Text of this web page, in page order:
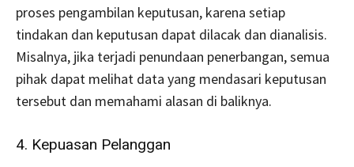
proses pengambilan keputusan, karena setiap
tindakan dan keputusan dapat dilacak dan dianalisis.
Misalnya, jika terjadi penundaan penerbangan, semua
pihak dapat melihat data yang mendasari keputusan
tersebut dan memahami alasan di baliknya.
4. Kepuasan Pelanggan